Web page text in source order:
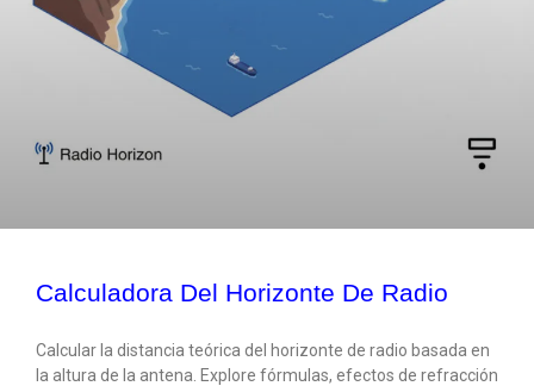
Calculadora Del Horizonte De Radio
Calcular la distancia teórica del horizonte de radio basada en
la altura de la antena. Explore fórmulas, efectos de refracción